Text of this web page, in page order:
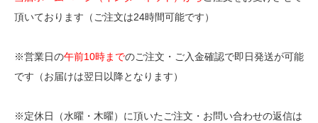
頂いております（ご注文は24時間可能です）
※営業日の午前10時までのご注文・ご入金確認で即日発送が可能
です（お届けは翌日以降となります）
※定休日（水曜・木曜）に頂いたご注文・お問い合わせの返信は